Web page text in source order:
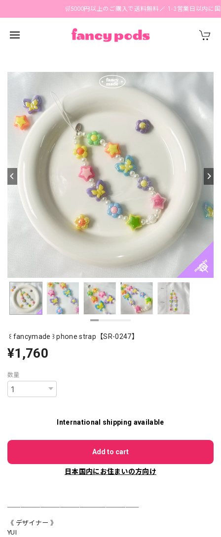
🛒5000円以上のご購入で送料無料🪄 1-3営業日以内に国内
꒰ fancymade ꒱ phone strap【SR-0247】
¥1,760
数量
International shipping available
Add to cart
日本国内にお住まいの方向け
《 デザイナー 》
YUI